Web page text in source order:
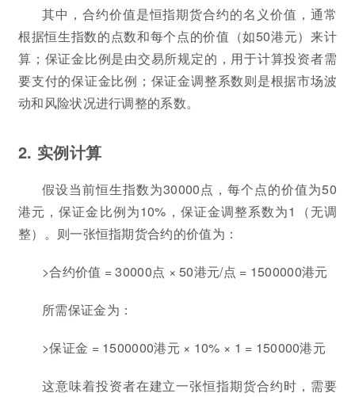
其中，合约价值是恒指期货合约的名义价值，通常
根据恒生指数的点数和每个点的价值（如50港元）来计
算；保证金比例是由交易所规定的，用于计算投资者需
要支付的保证金比例；保证金调整系数则是根据市场波
动和风险状况进行调整的系数。
2. 实例计算
假设当前恒生指数为30000点，每个点的价值为50
港元，保证金比例为10%，保证金调整系数为1（无调
整）。则一张恒指期货合约的价值为：
>合约价值 = 30000点 × 50港元/点 = 1500000港元
所需保证金为：
>保证金 = 1500000港元 × 10% × 1 = 150000港元
这意味着投资者在建立一张恒指期货合约时，需要